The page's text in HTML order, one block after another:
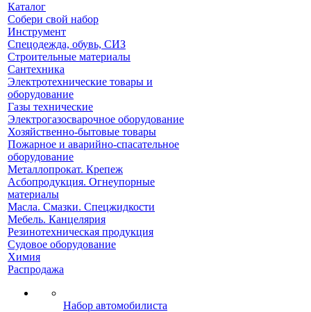
Каталог
Собери свой набор
Инструмент
Спецодежда, обувь, СИЗ
Строительные материалы
Сантехника
Электротехнические товары и
оборудование
Газы технические
Электрогазосварочное оборудование
Хозяйственно-бытовые товары
Пожарное и аварийно-спасательное
оборудование
Металлопрокат. Крепеж
Асбопродукция. Огнеупорные
материалы
Масла. Смазки. Спецжидкости
Мебель. Канцелярия
Резинотехническая продукция
Судовое оборудование
Химия
Распродажа
Набор автомобилиста